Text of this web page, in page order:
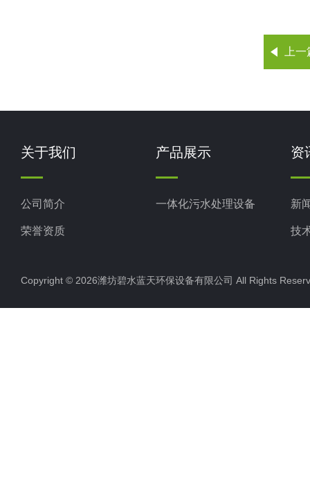
上
关于我们
公司简介
荣誉资质
产品展示
一体化污水处理设备
资
新
技
Copyright © 2026潍坊碧水蓝天环保设备有限公司 All Rights